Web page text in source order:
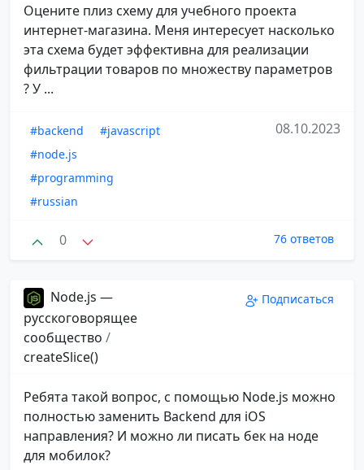
Оцените плиз схему для учебного проекта
интернет-магазина. Меня интересует насколько
эта схема будет эффективна для реализации
фильтрации товаров по множеству параметров
? У ...
#backend
#javascript
#node.js
#programming
#russian
08.10.2023
0 76 ответов
Node.js —
русскоговорящее
сообщество /
createSlice()
Подписаться
Ребята такой вопрос, с помощью Node.js можно
полностью заменить Backend для iOS
направления? И можно ли писать бек на ноде
для мобилок?